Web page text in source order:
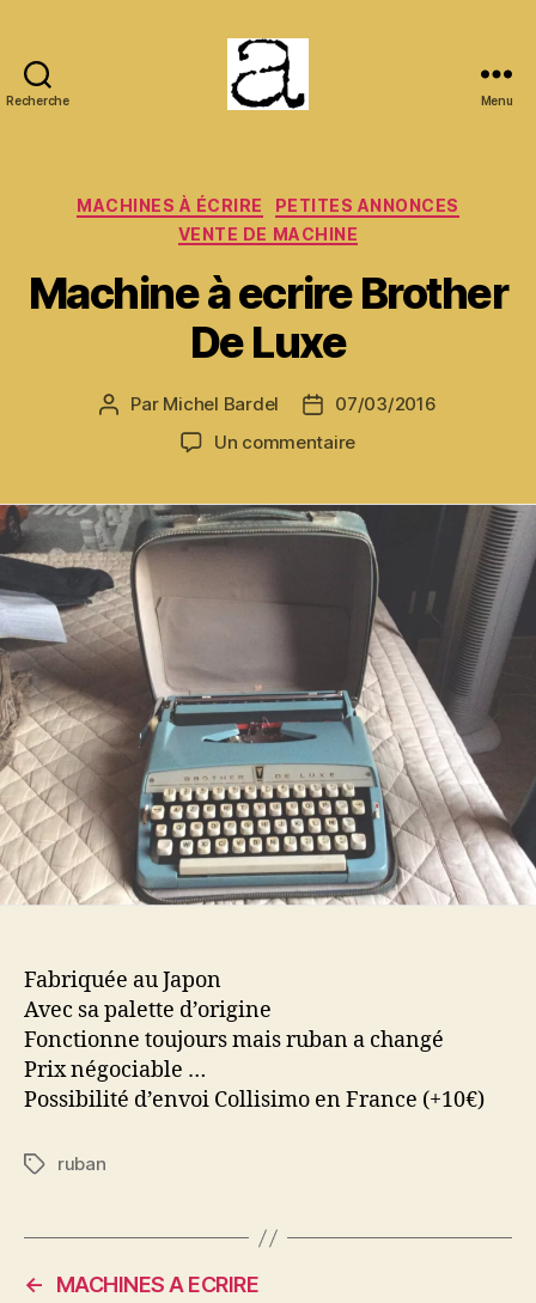
Recherche Menu
Catégories
MACHINES À ÉCRIRE
PETITES ANNONCES
VENTE DE MACHINE
Machine à ecrire Brother
De Luxe
Auteur
Par Michel Bardel
Date
de
07/03/2016
Un commentairesur
ecrire
Brother
De
Luxe
Fabriquée au Japon
Avec sa palette d’origine
Fonctionne toujours mais ruban a changé
Prix négociable …
Possibilité d’envoi Collisimo en France (+10€)
Étiquettes
ruban
←
MACHINES A ECRIRE